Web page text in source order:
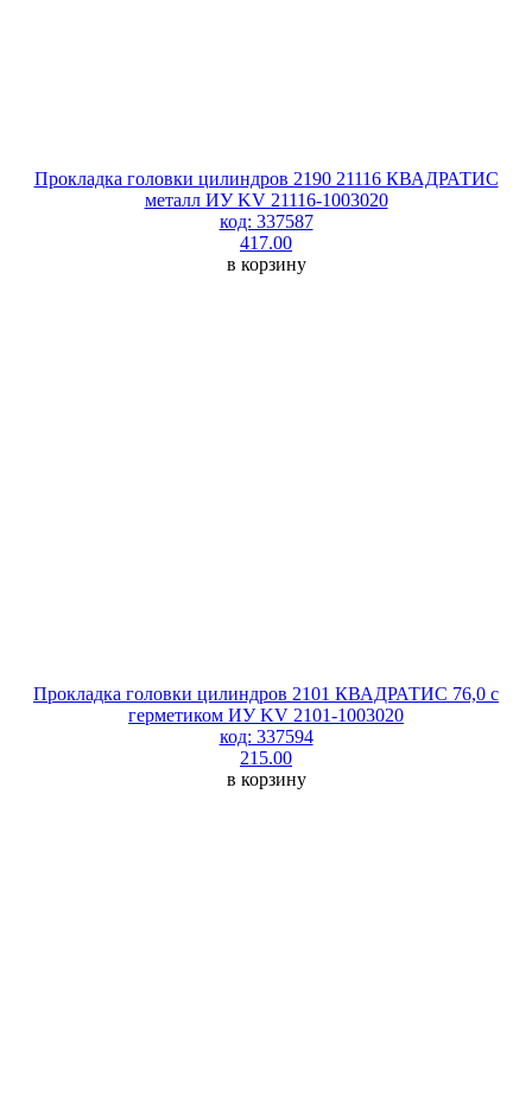
Прокладка головки цилиндров 2190 21116 КВАДРАТИС
металл ИУ KV 21116-1003020
код: 337587
417.00
в корзину
Прокладка головки цилиндров 2101 КВАДРАТИС 76,0 с
герметиком ИУ KV 2101-1003020
код: 337594
215.00
в корзину